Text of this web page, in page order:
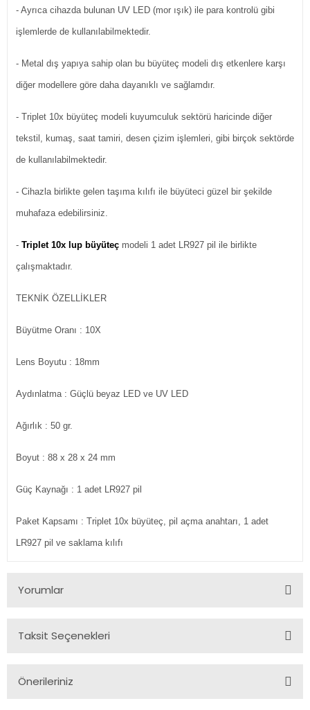
- Ayrıca cihazda bulunan UV LED (mor ışık) ile para kontrolü gibi
işlemlerde de kullanılabilmektedir.
- Metal dış yapıya sahip olan bu büyüteç modeli dış etkenlere karşı
diğer modellere göre daha dayanıklı ve sağlamdır.
- Triplet 10x büyüteç modeli kuyumculuk sektörü haricinde diğer
tekstil, kumaş, saat tamiri, desen çizim işlemleri, gibi birçok sektörde
de kullanılabilmektedir.
- Cihazla birlikte gelen taşıma kılıfı ile büyüteci güzel bir şekilde
muhafaza edebilirsiniz.
- Triplet 10x lup büyüteç modeli 1 adet LR927 pil ile birlikte
çalışmaktadır.
TEKNİK ÖZELLİKLER
Büyütme Oranı : 10X
Lens Boyutu : 18mm
Aydınlatma : Güçlü beyaz LED ve UV LED
Ağırlık : 50 gr.
Boyut : 88 x 28 x 24 mm
Güç Kaynağı : 1 adet LR927 pil
Paket Kapsamı : Triplet 10x büyüteç, pil açma anahtarı, 1 adet
LR927 pil ve saklama kılıfı
Yorumlar
Taksit Seçenekleri
Önerileriniz